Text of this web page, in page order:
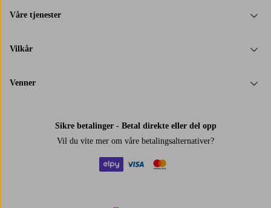
Våre tjenester
Vilkår
Venner
Sikre betalinger - Betal direkte eller del opp
Vil du vite mer om våre betalingsalternativer?